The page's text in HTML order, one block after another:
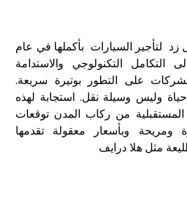
زد لتأجير السيارات بأكملها في عام
التكامل التكنولوجي والاستدامة
على التطور بوتيرة سريعة.
وليس وسيلة نقل. استجابة لهذه
المستقبلية من ركاب المدن توقعات
ومريحة وبأسعار معقولة تقدمها
مثل هلا درايف